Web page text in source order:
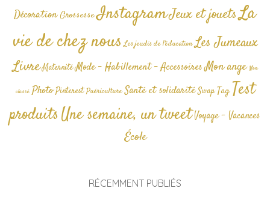
Décoration GrossesseInstagramJeux et jouetsLa
vie de chez nous Les jeudis de l'éducation Les Jumeaux
Livre Maternité Mode - Habillement - AccessoiresMon ange Non
classé Photo Pinterest Puériculture Santé et solidarité Swap TagTest
produitsUne semaine, un tweetVoyage - Vacances
École
RÉCEMMENT PUBLIÉS